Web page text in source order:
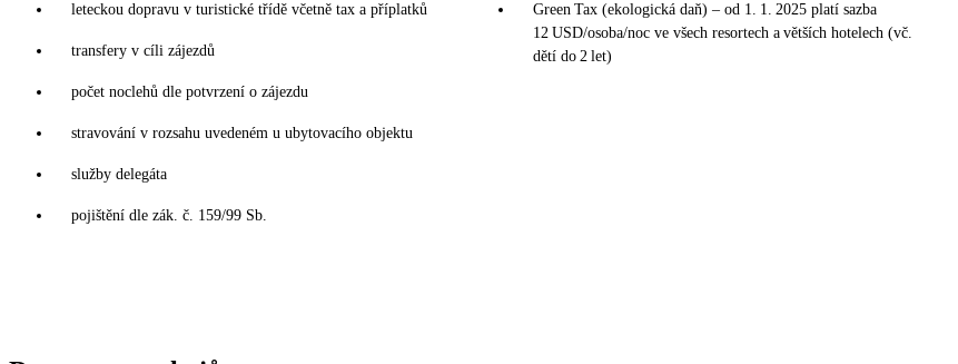
leteckou dopravu v turistické třídě včetně tax a příplatků
transfery v cíli zájezdů
počet noclehů dle potvrzení o zájezdu
stravování v rozsahu uvedeném u ubytovacího objektu
služby delegáta
pojištění dle zák. č. 159/99 Sb.
Green Tax (ekologická daň) – od 1. 1. 2025 platí sazba
12 USD/osoba/noc ve všech resortech a větších hotelech (vč.
dětí do 2 let)